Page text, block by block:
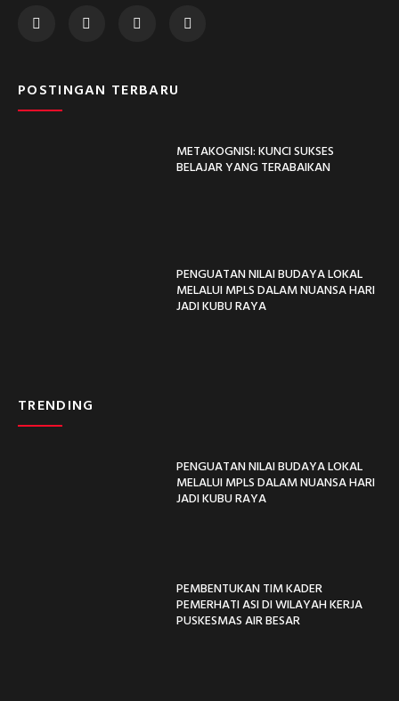
POSTINGAN TERBARU
METAKOGNISI: KUNCI SUKSES
BELAJAR YANG TERABAIKAN
PENGUATAN NILAI BUDAYA LOKAL
MELALUI MPLS DALAM NUANSA HARI
JADI KUBU RAYA
TRENDING
PENGUATAN NILAI BUDAYA LOKAL
MELALUI MPLS DALAM NUANSA HARI
JADI KUBU RAYA
PEMBENTUKAN TIM KADER
PEMERHATI ASI DI WILAYAH KERJA
PUSKESMAS AIR BESAR